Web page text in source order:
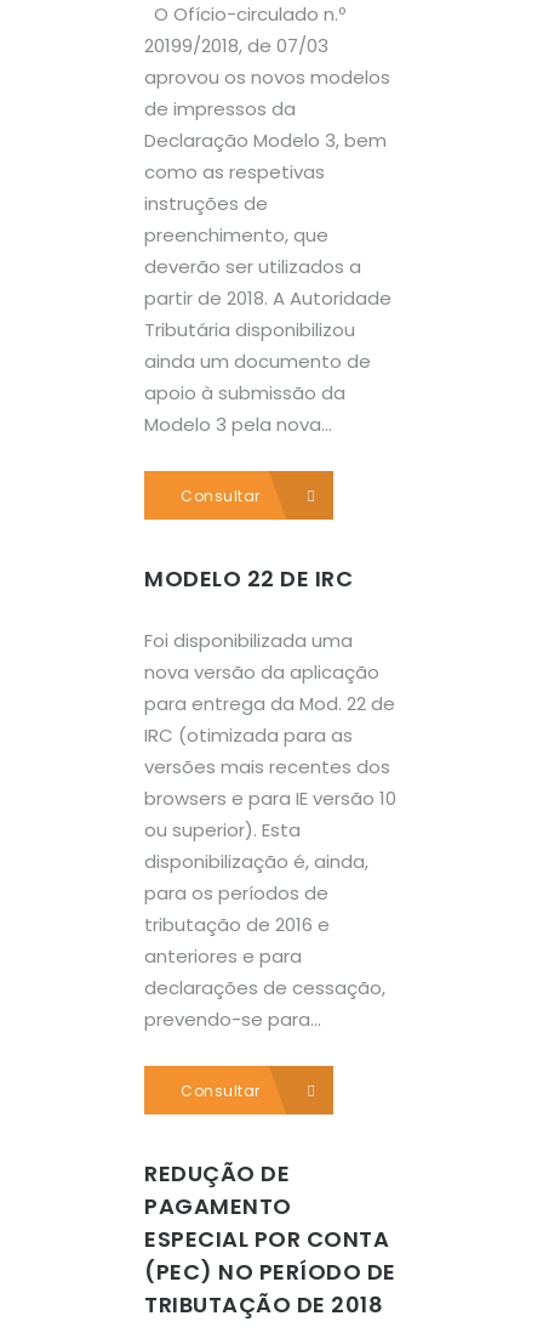
O Ofício-circulado n.º
20199/2018, de 07/03
aprovou os novos modelos
de impressos da
Declaração Modelo 3, bem
como as respetivas
instruções de
preenchimento, que
deverão ser utilizados a
partir de 2018. A Autoridade
Tributária disponibilizou
ainda um documento de
apoio à submissão da
Modelo 3 pela nova...
Consultar
MODELO 22 DE IRC
Foi disponibilizada uma
nova versão da aplicação
para entrega da Mod. 22 de
IRC (otimizada para as
versões mais recentes dos
browsers e para IE versão 10
ou superior). Esta
disponibilização é, ainda,
para os períodos de
tributação de 2016 e
anteriores e para
declarações de cessação,
prevendo-se para...
Consultar
REDUÇÃO DE
PAGAMENTO
ESPECIAL POR CONTA
(PEC) NO PERÍODO DE
TRIBUTAÇÃO DE 2018